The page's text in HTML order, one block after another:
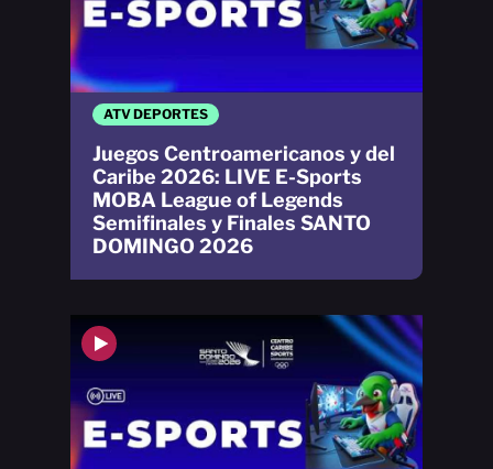
ATV DEPORTES
Juegos Centroamericanos y del
Caribe 2026: LIVE E-Sports
MOBA League of Legends
Semifinales y Finales SANTO
DOMINGO 2026